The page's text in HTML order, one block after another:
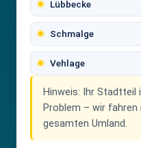
Lübbecke
Schmalge
Vehlage
Hinweis: Ihr Stadtteil
Problem – wir fahren
gesamten Umland.